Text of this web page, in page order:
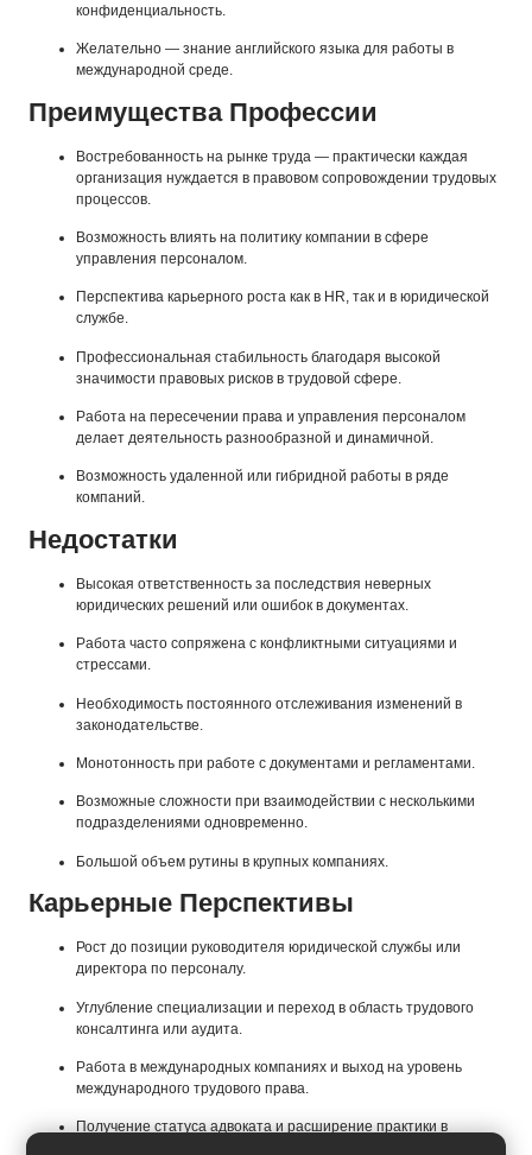
конфиденциальность.
Желательно — знание английского языка для работы в
международной среде.
Преимущества Профессии
Востребованность на рынке труда — практически каждая
организация нуждается в правовом сопровождении трудовых
процессов.
Возможность влиять на политику компании в сфере
управления персоналом.
Перспектива карьерного роста как в HR, так и в юридической
службе.
Профессиональная стабильность благодаря высокой
значимости правовых рисков в трудовой сфере.
Работа на пересечении права и управления персоналом
делает деятельность разнообразной и динамичной.
Возможность удаленной или гибридной работы в ряде
компаний.
Недостатки
Высокая ответственность за последствия неверных
юридических решений или ошибок в документах.
Работа часто сопряжена с конфликтными ситуациями и
стрессами.
Необходимость постоянного отслеживания изменений в
законодательстве.
Монотонность при работе с документами и регламентами.
Возможные сложности при взаимодействии с несколькими
подразделениями одновременно.
Большой объем рутины в крупных компаниях.
Карьерные Перспективы
Рост до позиции руководителя юридической службы или
директора по персоналу.
Углубление специализации и переход в область трудового
консалтинга или аудита.
Работа в международных компаниях и выход на уровень
международного трудового права.
Получение статуса адвоката и расширение практики в